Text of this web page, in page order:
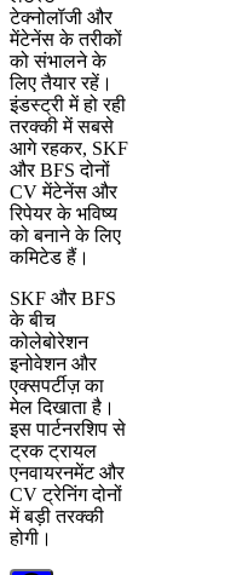
टेक्नोलॉजी और
मेंटेनेंस के तरीकों
को संभालने के
लिए तैयार रहें।
इंडस्ट्री में हो रही
तरक्की में सबसे
आगे रहकर, SKF
और BFS दोनों
CV मेंटेनेंस और
रिपेयर के भविष्य
को बनाने के लिए
कमिटेड हैं।
SKF और BFS
के बीच
कोलेबोरेशन
इनोवेशन और
एक्सपर्टीज़ का
मेल दिखाता है।
इस पार्टनरशिप से
ट्रक ट्रायल
एनवायरनमेंट और
CV ट्रेनिंग दोनों
में बड़ी तरक्की
होगी।